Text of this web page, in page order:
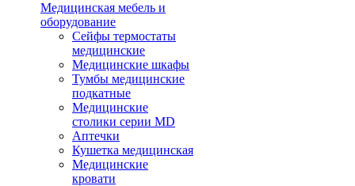
Медицинская мебель и
оборудование
Сейфы термостаты
медицинские
Медицинские шкафы
Тумбы медицинские
подкатные
Медицинские
столики серии MD
Аптечки
Кушетка медицинская
Медицинские
кровати